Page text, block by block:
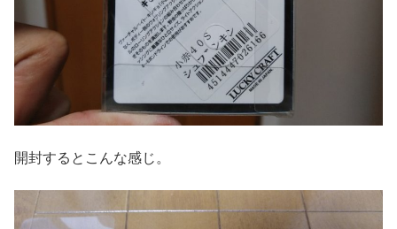
開封するとこんな感じ。